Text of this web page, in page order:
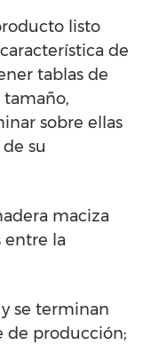
listo
de
tablas de
tamaño,
sobre ellas
su
maciza
entre la
se terminan
de producción;